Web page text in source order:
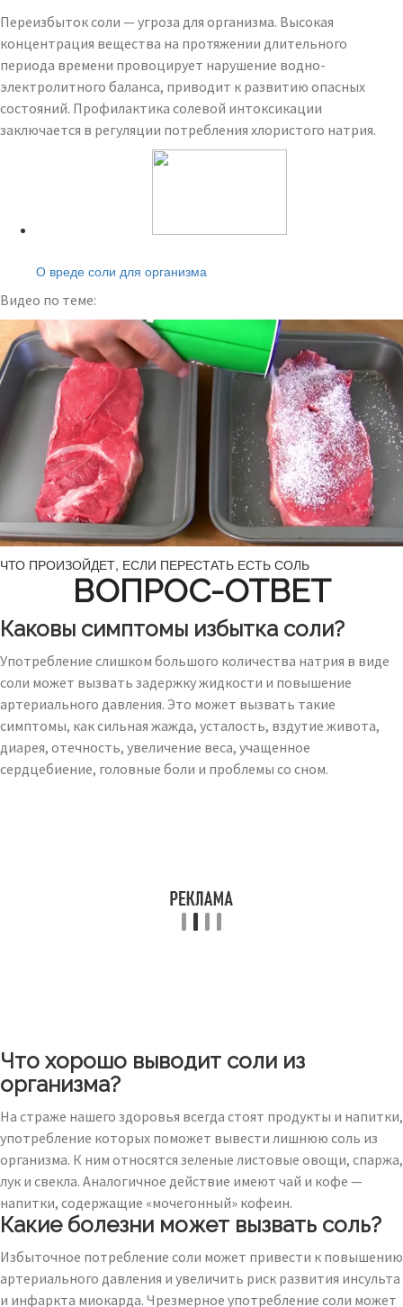
Переизбыток соли — угроза для организма. Высокая
концентрация вещества на протяжении длительного
периода времени провоцирует нарушение водно-
электролитного баланса, приводит к развитию опасных
состояний. Профилактика солевой интоксикации
заключается в регуляции потребления хлористого натрия.
О вреде соли для организма
Видео по теме:
ЧТО ПРОИЗОЙДЕТ, ЕСЛИ ПЕРЕСТАТЬ ЕСТЬ СОЛЬ
ВОПРОС-ОТВЕТ
Каковы симптомы избытка соли?
Употребление слишком большого количества натрия в виде
соли может вызвать задержку жидкости и повышение
артериального давления. Это может вызвать такие
симптомы, как сильная жажда, усталость, вздутие живота,
диарея, отечность, увеличение веса, учащенное
сердцебиение, головные боли и проблемы со сном.
Что хорошо выводит соли из
организма?
На страже нашего здоровья всегда стоят продукты и напитки,
употребление которых поможет вывести лишнюю соль из
организма. К ним относятся зеленые листовые овощи, спаржа,
лук и свекла. Аналогичное действие имеют чай и кофе —
напитки, содержащие «мочегонный» кофеин.
Какие болезни может вызвать соль?
Избыточное потребление соли может привести к повышению
артериального давления и увеличить риск развития инсульта
и инфаркта миокарда. Чрезмерное употребление соли может